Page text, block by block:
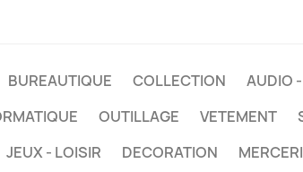
BUREAUTIQUE COLLECTION AUDIO
OUTILLAGE VETEMENT
JEUX - LOISIR
DECORATION